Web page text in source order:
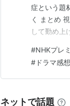
症という題
く まとめ
して勤め上
を伝える。
が殺人を犯
#NHKプレ
# ドラマ感想
ネットで話題